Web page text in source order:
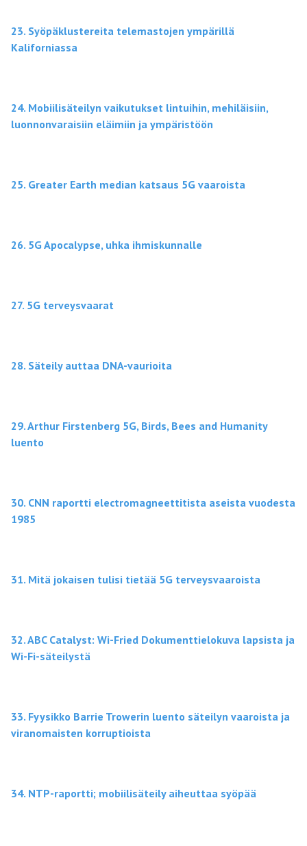
23. Syöpäklustereita telemastojen ympärillä
Kaliforniassa
24. Mobiilisäteilyn vaikutukset lintuihin, mehiläisiin,
luonnonvaraisiin eläimiin ja ympäristöön
25. Greater Earth median katsaus 5G vaaroista
26. 5G Apocalypse, uhka ihmiskunnalle
27. 5G terveysvaarat
28. Säteily auttaa DNA-vaurioita
29. Arthur Firstenberg 5G, Birds, Bees and Humanity
luento
30. CNN raportti electromagneettitista aseista vuodesta
1985
31. Mitä jokaisen tulisi tietää 5G terveysvaaroista
32.ABC Catalyst: Wi-Fried Dokumenttielokuva lapsista ja
Wi-Fi-säteilystä
33. Fyysikko Barrie Trowerin luento säteilyn vaaroista ja
viranomaisten korruptioista
34. NTP-raportti; mobiilisäteily aiheuttaa syöpää